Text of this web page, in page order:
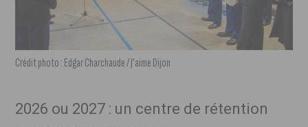
Crédit photo : Edgar Charchaude / J’aime Dijon
2026 ou 2027 : un centre de rétention